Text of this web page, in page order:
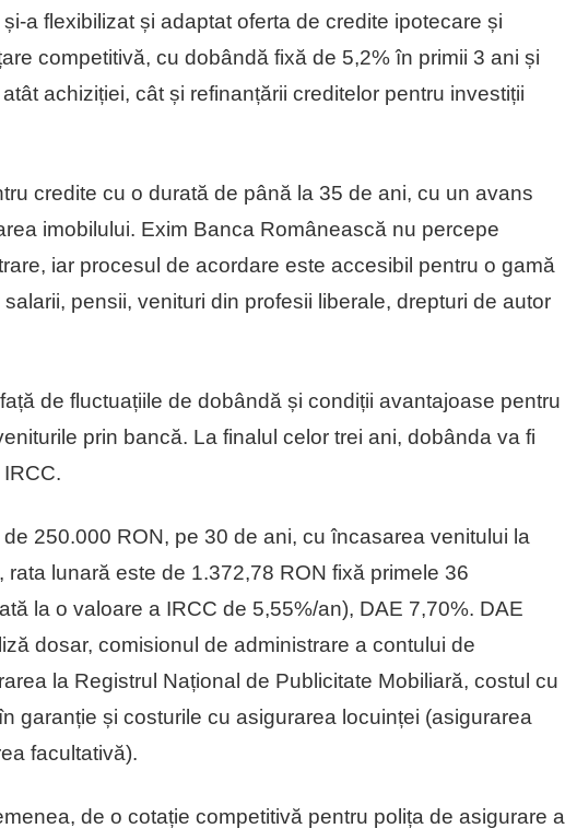
a flexibilizat și adaptat oferta de credite ipotecare și
competitivă, cu dobândă fixă de 5,2% în primii 3 ani și
achiziției, cât și refinanțării creditelor pentru investiții
credite cu o durată de până la 35 de ani, cu un avans
imobilului. Exim Banca Românească nu percepe
iar procesul de acordare este accesibil pentru o gamă
pensii, venituri din profesii liberale, drepturi de autor
de fluctuațiile de dobândă și condiții avantajoase pentru
prin bancă. La finalul celor trei ani, dobânda va fi
de 250.000 RON, pe 30 de ani, cu încasarea venitului la
lunară este de 1.372,78 RON fixă primele 36
la o valoare a IRCC de 5,55%/an), DAE 7,70%. DAE
dosar, comisionul de administrare a contului de
la Registrul Național de Publicitate Mobiliară, costul cu
garanție și costurile cu asigurarea locuinței (asigurarea
facultativă).
de o cotație competitivă pentru polița de asigurare a